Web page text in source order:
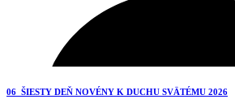
5
06_ŠIESTY DEŇ NOVÉNY K DUCHU SVÄTÉMU 2026